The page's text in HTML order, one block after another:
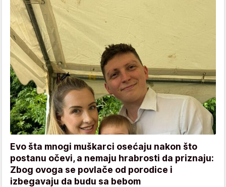
Evo šta mnogi muškarci osećaju nakon što
postanu očevi, a nemaju hrabrosti da priznaju:
Zbog ovoga se povlače od porodice i
izbegavaju da budu sa bebom